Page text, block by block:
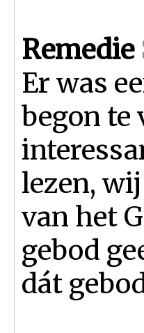
Remedie
Er was
begon te
lezen,
van het
gebod
dát